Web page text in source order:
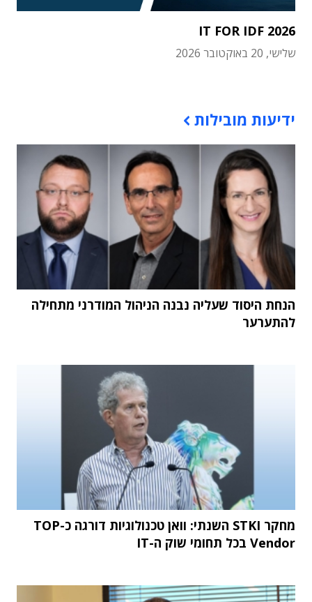
IT FOR IDF 2026
שלישי, 20 באוקטובר 2026
ידיעות מובילות
הנחת היסוד שעליה נבנה הניהול המודרני מתחילה
להתערער
מחקר STKI השנתי: וואן טכנולוגיות דורגה כ-TOP
Vendor בכל תחומי שוק ה-IT